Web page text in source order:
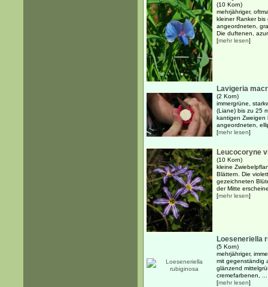
(10 Korn)
mehrjähriger,
kleiner Ranker bis
angeordneten,
Die duftenen,
[mehr lesen]
Lavigeria
(2 Korn)
immergrüne,
(Liane) bis zu 25
kantigen Zweigen
angeordneten,
[mehr lesen]
Leucocoryne
(10 Korn)
kleine
Blättern. Die
gezeichneten
der Mitte
[mehr lesen]
Loeseneriella
(5 Korn)
mehrjähriger,
mit gegenständig
glänzend
cremefarbenen, ...
[mehr lesen]